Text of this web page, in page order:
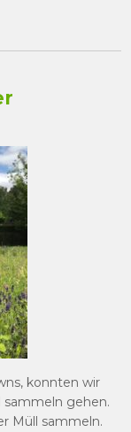
konnten wir
gehen.
Müll sammeln.